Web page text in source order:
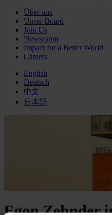
Über uns
Unser Board
Join Us
Newsroom
Impact for a Better World
Careers
English
Deutsch
中文
日本語
Egon Zehnder